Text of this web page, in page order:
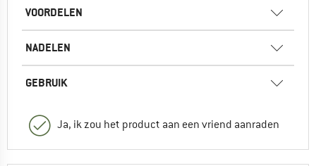
VOORDELEN
NADELEN
GEBRUIK
Ja, ik zou het product aan een vriend aanraden